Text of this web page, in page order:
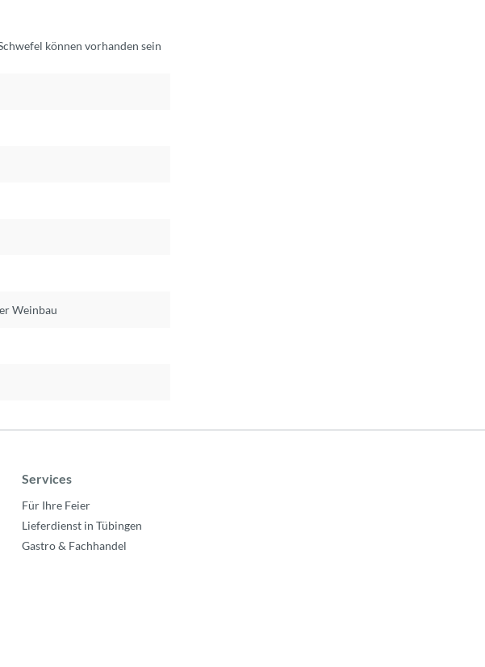
können vorhanden sein
Weinbau
Services
Für Ihre Feier
Lieferdienst in Tübingen
Gastro & Fachhandel